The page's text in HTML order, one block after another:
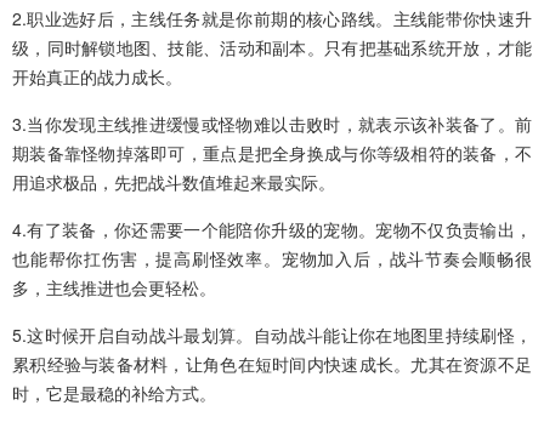
2.职业选好后，主线任务就是你前期的核心路线。主线能带你快速升
级，同时解锁地图、技能、活动和副本。只有把基础系统开放，才能
开始真正的战力成长。
3.当你发现主线推进缓慢或怪物难以击败时，就表示该补装备了。前
期装备靠怪物掉落即可，重点是把全身换成与你等级相符的装备，不
用追求极品，先把战斗数值堆起来最实际。
4.有了装备，你还需要一个能陪你升级的宠物。宠物不仅负责输出，
也能帮你扛伤害，提高刷怪效率。宠物加入后，战斗节奏会顺畅很
多，主线推进也会更轻松。
5.这时候开启自动战斗最划算。自动战斗能让你在地图里持续刷怪，
累积经验与装备材料，让角色在短时间内快速成长。尤其在资源不足
时，它是最稳的补给方式。